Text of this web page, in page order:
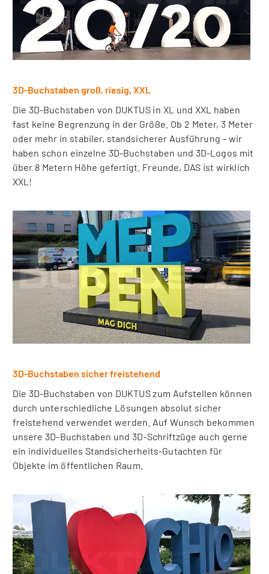
3D-Buchstaben groß, riesig, XXL
Die 3D-Buchstaben von DUKTUS in XL und XXL haben
fast keine Begrenzung in der Größe. Ob 2 Meter, 3 Meter
oder mehr in stabiler, standsicherer Ausführung - wir
haben schon einzelne 3D-Buchstaben und 3D-Logos mit
über 8 Metern Höhe gefertigt. Freunde, DAS ist wirklich
XXL!
3D-Buchstaben sicher freistehend
Die 3D-Buchstaben von DUKTUS zum Aufstellen können
durch unterschiedliche Lösungen absolut sicher
freistehend verwendet werden. Auf Wunsch bekommen
unsere 3D-Buchstaben und 3D-Schriftzüge auch gerne
ein individuelles Standsicherheits-Gutachten für
Objekte im öffentlichen Raum.